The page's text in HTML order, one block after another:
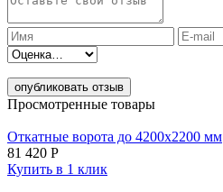
опубликовать отзыв
Просмотренные товары
Откатные ворота до 4200х2200 мм
81 420 Р
Купить в 1 клик